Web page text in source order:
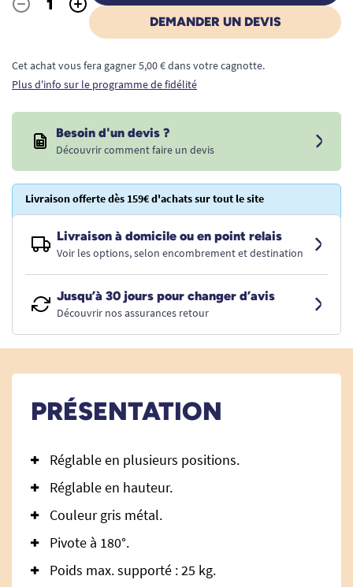
Quantité
DEMANDER UN DEVIS
Cet achat vous fera gagner 5,00 € dans votre cagnotte.
Plus d'info sur le programme de fidélité
Besoin d'un devis ?
Découvrir comment faire un devis
Livraison offerte dès 159€ d'achats sur tout le site
Livraison à domicile ou en point relais
Voir les options, selon encombrement et destination
Jusqu’à 30 jours pour changer d’avis
Découvrir nos assurances retour
PRÉSENTATION
Réglable en plusieurs positions.
Réglable en hauteur.
Couleur gris métal.
Pivote à 180°.
Poids max. supporté : 25 kg.